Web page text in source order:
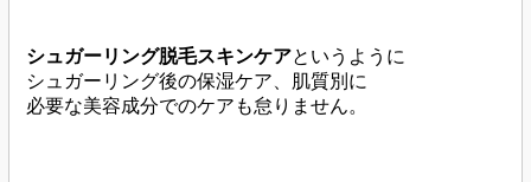
シュガーリング脱毛スキンケアというように
シュガーリング後の保湿ケア、肌質別に
必要な美容成分でのケアも怠りません。